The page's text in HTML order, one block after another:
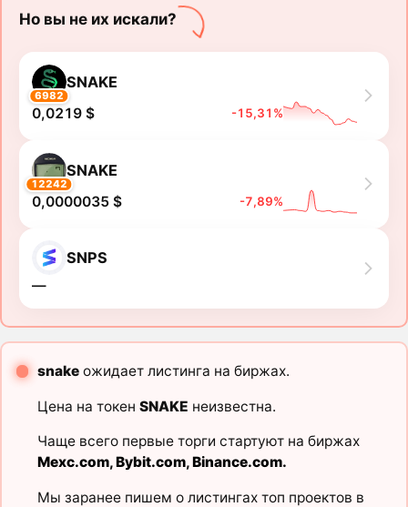
Но вы не их искали?
6982
SNAKE
0,0219 $ -15,31%
12242
SNAKE
0,0000035 $ -7,89%
SNPS
―
snakeожидает листинга на биржах.
Цена на токен SNAKE неизвестна.
Чаще всего первые торги стартуют на биржах
Mexc.com,Bybit.com,Binance.com.
Мы заранее пишем о листингах топ проектов в